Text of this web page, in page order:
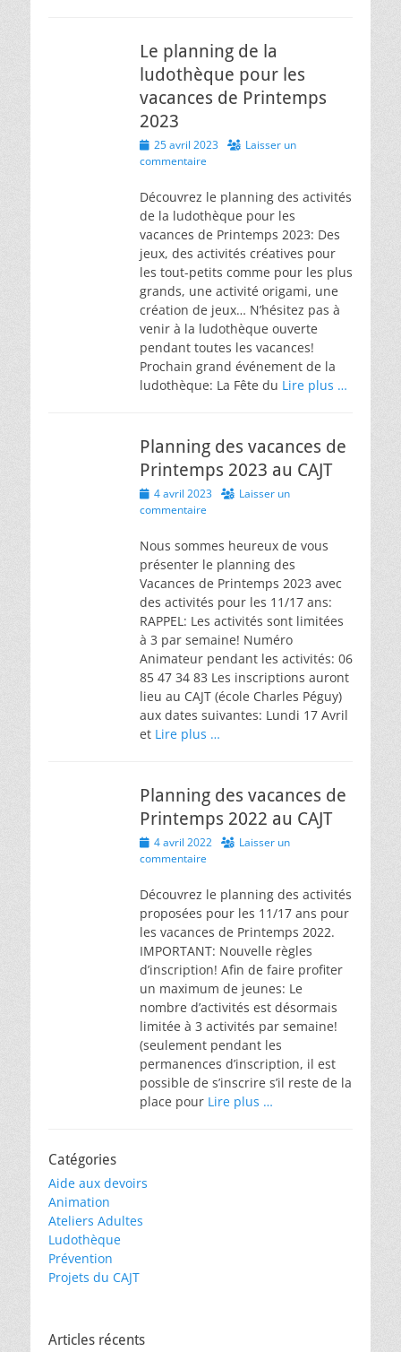
Le planning de la
ludothèque pour les
vacances de Printemps
2023
Posted
on
25 avril 2023
Laisser un
commentaire
Découvrez le planning des activités
de la ludothèque pour les
vacances de Printemps 2023: Des
jeux, des activités créatives pour
les tout-petits comme pour les plus
grands, une activité origami, une
création de jeux… N’hésitez pas à
venir à la ludothèque ouverte
pendant toutes les vacances!
Prochain grand événement de la
ludothèque: La Fête du Lire plus …
Planning des vacances de
Printemps 2023 au CAJT
Posted
on
4 avril 2023
Laisser un
commentaire
Nous sommes heureux de vous
présenter le planning des
Vacances de Printemps 2023 avec
des activités pour les 11/17 ans:
RAPPEL: Les activités sont limitées
à 3 par semaine! Numéro
Animateur pendant les activités: 06
85 47 34 83 Les inscriptions auront
lieu au CAJT (école Charles Péguy)
aux dates suivantes: Lundi 17 Avril
et Lire plus …
Planning des vacances de
Printemps 2022 au CAJT
Posted
on
4 avril 2022
Laisser un
commentaire
Découvrez le planning des activités
proposées pour les 11/17 ans pour
les vacances de Printemps 2022.
IMPORTANT: Nouvelle règles
d’inscription! Afin de faire profiter
un maximum de jeunes: Le
nombre d’activités est désormais
limitée à 3 activités par semaine!
(seulement pendant les
permanences d’inscription, il est
possible de s’inscrire s’il reste de la
place pour Lire plus …
Catégories
Aide aux devoirs
Animation
Ateliers Adultes
Ludothèque
Prévention
Projets du CAJT
Articles récents